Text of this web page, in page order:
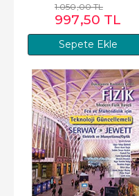
Sepete Ekle
1.050,00TL
997,50 TL